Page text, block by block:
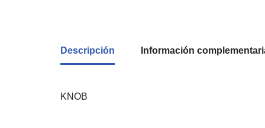
Descripción Información
KNOB